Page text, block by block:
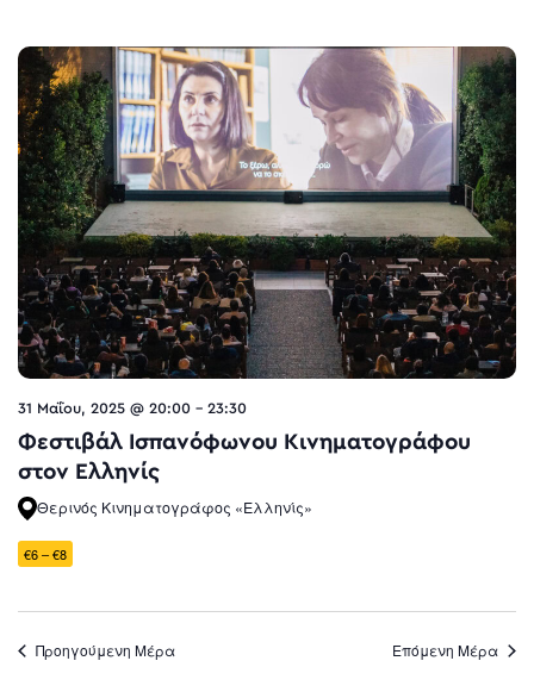
31 Μαΐου, 2025 @ 20:00 - 23:30
Φεστιβάλ Ισπανόφωνου Κινηματογράφου
στον Ελληνίς
Θερινός Κινηματογράφος «Ελληνίς»
€6 – €8
Προηγούμενη Μέρα Επόμενη Μέρα